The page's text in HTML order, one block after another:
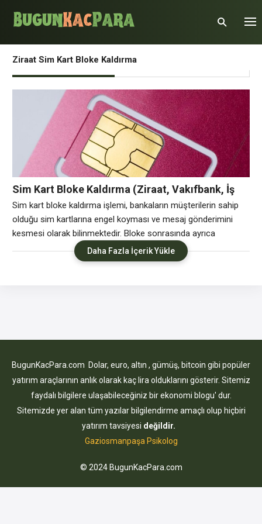
Ziraat Sim Kart Bloke Kaldırma
Sim Kart Bloke Kaldırma (Ziraat, Vakıfbank, İş
Bankası, Finansbank, Halkbank)
Sim kart bloke kaldırma işlemi, bankaların müşterilerin sahip
olduğu sim kartlarına engel koyması ve mesaj gönderimini
kesmesi olarak bilinmektedir. Bloke sonrasında ayrıca
bankanızın mobil uygulamasına giriş yapmakta da sorun
yaşarsınız. Bankalar Sim Kart Bloke İşlemini Neden Yapar?
Daha Fazla İçerik Yükle
BugunKacPara.com Dolar, euro, altın , gümüş, bitcoin gibi popüler
yatırım araçlarının anlık olarak kaç lira olduklarını gösterir. Sitemiz
faydalı bilgilere ulaşabileceğiniz bir ekonomi blogu' dur.
Sitemizde yer alan tüm yazılar bilgilendirme amaçlı olup hiçbiri
yatırım tavsiyesi değildir.
Gaziosmanpaşa Psikolog
© 2024 BugunKacPara.com